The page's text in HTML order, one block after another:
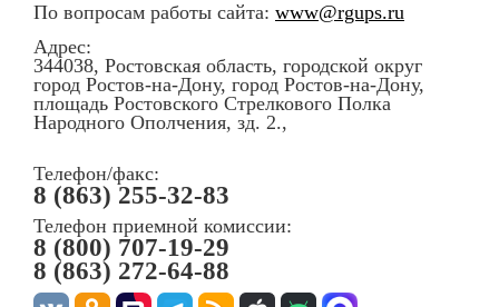
По вопросам работы сайта: www@rgups.ru
Адрес:
344038, Ростовская область, городской округ
город Ростов-на-Дону, город Ростов-на-Дону,
площадь Ростовского Стрелкового Полка
Народного Ополчения, зд. 2.,
Телефон/факс:
8 (863) 255-32-83
Телефон приемной комиссии:
8 (800) 707-19-29
8 (863) 272-64-88